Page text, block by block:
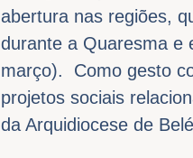
abertura nas regiões,
durante a Quaresma e
março). Como gesto
projetos sociais
da Arquidiocese de